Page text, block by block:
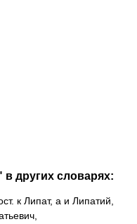
других словарях:
к Липат, а и Липатий,